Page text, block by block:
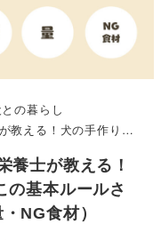
の暮らし
ールさえ抑えれば大丈夫（比率・量・NG食材）
養士が教える！
の基本ルールさ
NG食材）